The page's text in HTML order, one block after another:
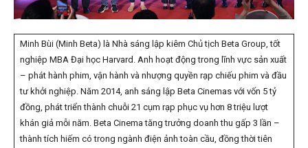
Minh Bùi (Minh Beta) là Nhà sáng lập kiêm Chủ tịch Beta Group, tốt
nghiệp MBA Đại học Harvard. Anh hoạt động trong lĩnh vực sản xuất
– phát hành phim, vận hành và nhượng quyền rạp chiếu phim và đầu
tư khởi nghiệp. Năm 2014, anh sáng lập Beta Cinemas với vốn 5 tỷ
đồng, phát triển thành chuỗi 21 cụm rạp phục vụ hơn 8 triệu lượt
khán giả mỗi năm. Beta Cinema tăng trưởng doanh thu gấp 3 lần –
thành tích hiếm có trong ngành điện ảnh toàn cầu, đồng thời tiên